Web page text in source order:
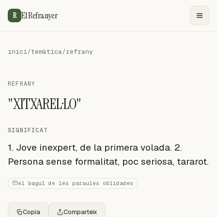
R El Refranyer
inici/temàtica/refrany
REFRANY
"XITXAREL·LO"
SIGNIFICAT
1. Jove inexpert, de la primera volada. 2.
Persona sense formalitat, poc seriosa, tararot.
el bagul de les paraules oblidades
Copia Comparteix